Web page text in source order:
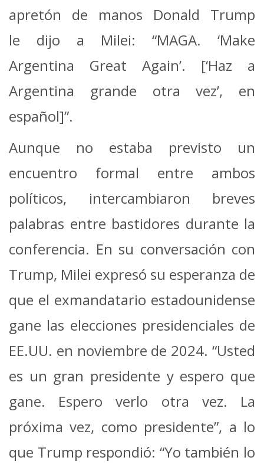
apretón de manos Donald Trump
le dijo a Milei: “MAGA. ‘Make
Argentina Great Again’. [‘Haz a
Argentina grande otra vez’, en
español]”.
Aunque no estaba previsto un
encuentro formal entre ambos
políticos, intercambiaron breves
palabras entre bastidores durante la
conferencia. En su conversación con
Trump, Milei expresó su esperanza de
que el exmandatario estadounidense
gane las elecciones presidenciales de
EE.UU. en noviembre de 2024. “Usted
es un gran presidente y espero que
gane. Espero verlo otra vez. La
próxima vez, como presidente”, a lo
que Trump respondió: “Yo también lo